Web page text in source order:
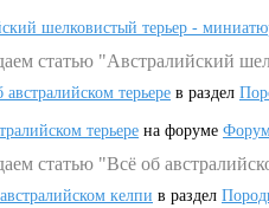
шелковистый терьер -
статью "Австралийский
австралийском терьере в раздел
терьере на форуме
статью "Всё об
келпи в раздел